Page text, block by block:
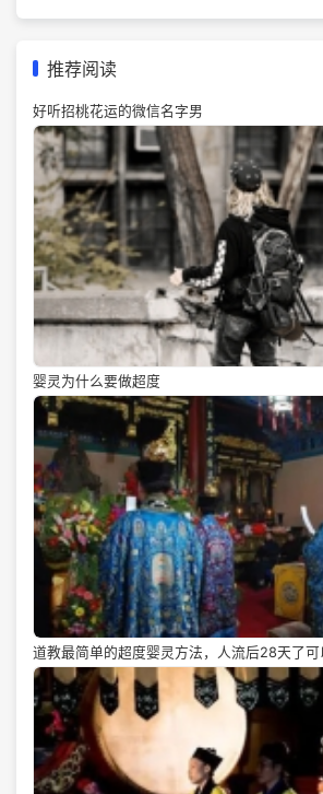
推荐阅读
好听招桃花运的微信名字男
婴灵为什么要做超度
道教最简单的超度婴灵方法，人流后28天了可